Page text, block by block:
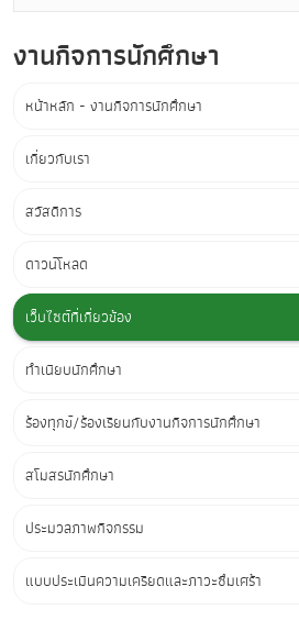
งานกิจการนักศึกษา
หน้าหลัก - งานกิจการนักศึกษา
เกี่ยวกับเรา
สวัสดิการ
ดาวน์โหลด
เว็บไซต์ที่เกี่ยวข้อง
ทำเนียบนักศึกษา
ร้องทุกข์/ร้องเรียนกับงานกิจการนักศึกษา
สโมสรนักศึกษา
ประมวลภาพกิจกรรม
แบบประเมินความเครียดและภาวะซึมเศร้า